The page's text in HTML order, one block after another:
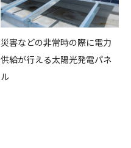
災害などの非常時の際に電力
供給が行える太陽光発電パネ
ル